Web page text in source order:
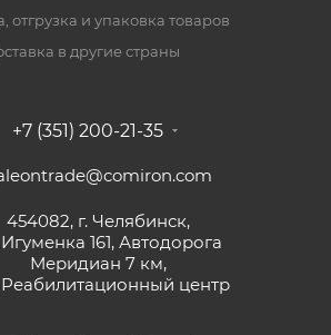
отгрузка и упаковка товаров
в другие страны
+7 (351) 200-21-35
454082, г. Челябинск,
161, Автодорога
Меридиан 7 км,
Реабилитационный центр